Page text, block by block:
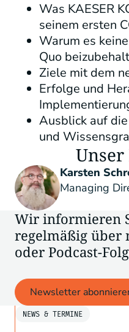
Was KAESER
seinem ersten
Warum es
Quo
Ziele mit dem
Erfolge und
Ausblick auf
und
Karsten
Managing
Wir informieren
regelmäßig über
oder Podcast-
Newsletter
NEWS & TERMINE